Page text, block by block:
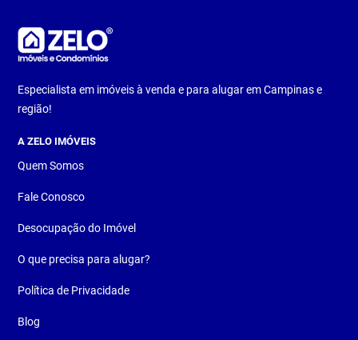
Especialista em imóveis à venda e para alugar em Campinas e
região!
A ZELO IMÓVEIS
Quem Somos
Fale Conosco
Desocupação do Imóvel
O que precisa para alugar?
Política de Privacidade
Blog